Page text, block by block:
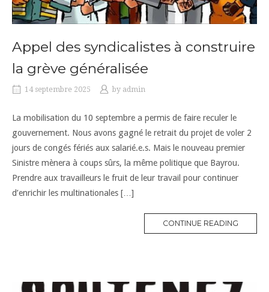
Appel des syndicalistes à construire
la grève généralisée
14 septembre 2025 by admin
La mobilisation du 10 septembre a permis de faire reculer le
gouvernement. Nous avons gagné le retrait du projet de voler 2
jours de congés fériés aux salarié.e.s. Mais le nouveau premier
Sinistre mènera à coups sûrs, la même politique que Bayrou.
Prendre aux travailleurs le fruit de leur travail pour continuer
d’enrichir les multinationales […]
CONTINUE READING